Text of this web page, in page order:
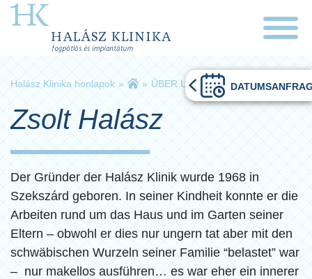
Halász Klinika honlapok » » ÜBER UNS » Zsolt Halász
Zsolt Halász
Der Gründer der Halász Klinik wurde 1968 in
Szekszárd geboren. In seiner Kindheit konnte er die
Arbeiten rund um das Haus und im Garten seiner
Eltern – obwohl er dies nur ungern tat aber mit den
schwäbischen Wurzeln seiner Familie “belastet” war
– nur makellos ausführen… es war eher ein innerer